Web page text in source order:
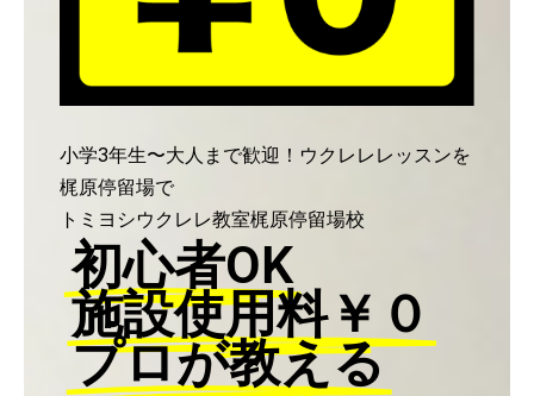
小学3年生〜大人まで歓迎！ウクレレレッスンを
梶原停留場で
トミヨシウクレレ教室梶原停留場校
初心者OK
施設使用料￥０
プロが教える